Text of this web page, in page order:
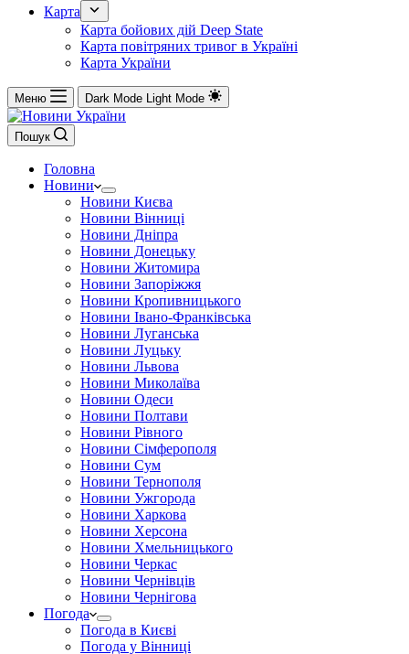
Карта
Карта бойових дій Deep State
Карта повітряних тривог в Україні
Карта України
Меню Dark Mode Light Mode
Пошук
Головна
Новини
Новини Києва
Новини Вінниці
Новини Дніпра
Новини Донецьку
Новини Житомира
Новини Запоріжжя
Новини Кропивницького
Новини Івано-Франківська
Новини Луганська
Новини Луцьку
Новини Львова
Новини Миколаїва
Новини Одеси
Новини Полтави
Новини Рівного
Новини Сімферополя
Новини Сум
Новини Тернополя
Новини Ужгорода
Новини Харкова
Новини Херсона
Новини Хмельницького
Новини Черкас
Новини Чернівців
Новини Чернігова
Погода
Погода в Києві
Погода у Вінниці